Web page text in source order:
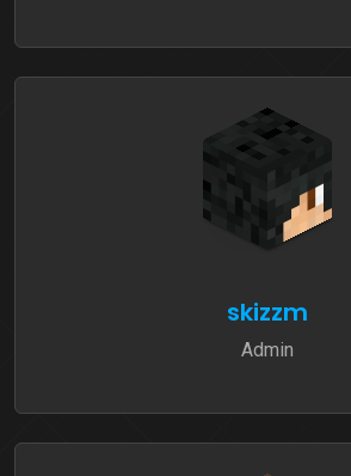
skizzm
Admin